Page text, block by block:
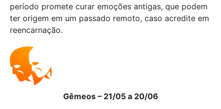
período promete curar emoções antigas, que podem
ter origem em um passado remoto, caso acredite em
reencarnação.
Gêmeos – 21/05 a 20/06